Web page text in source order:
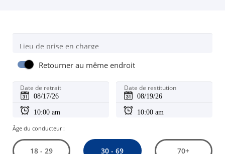
Lieu de prise en charge
Retourner au même endroit
Date de retrait Date de restitution
Âge du conducteur :
18 - 29 30 - 69 70+